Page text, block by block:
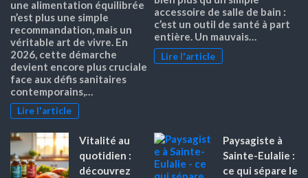
une alimentation équilibrée
n’est plus une simple
recommandation, mais un
véritable art de vivre. En
2026, cette démarche
devient encore plus cruciale
face aux défis sanitaires
contemporains,…
Lire l'article
accessoire de salle de bain :
c’est un outil de santé à part
entière. Un mauvais…
Lire l'article
Vitalité au
quotidien :
découvrez
Paysagiste à
Sainte-Eulalie :
ce qui sépare le